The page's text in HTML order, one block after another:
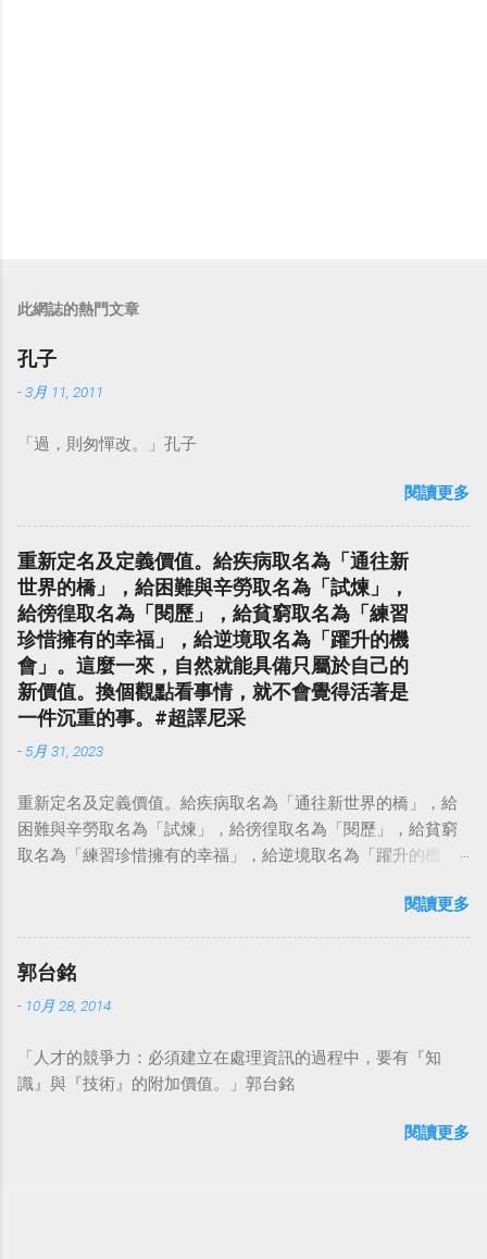
此網誌的熱門文章
孔子
-3月 11, 2011
「過，則匆憚改。」孔子
閱讀更多
重新定名及定義價值。給疾病取名為「通往新
世界的橋」，給困難與辛勞取名為「試煉」，
給徬徨取名為「閱歷」，給貧窮取名為「練習
珍惜擁有的幸福」，給逆境取名為「躍升的機
會」。這麼一來，自然就能具備只屬於自己的
新價值。換個觀點看事情，就不會覺得活著是
一件沉重的事。#超譯尼采
- 5月 31, 2023
重新定名及定義價值。給疾病取名為「通往新世界的橋」，給
困難與辛勞取名為「試煉」，給徬徨取名為「閱歷」，給貧窮
取名為「練習珍惜擁有的幸福」，給逆境取名為「躍升的機
點看事情，就不會覺得活著是一件沉重的事。#超譯尼采 — 中
華名言 - Chinese Quotes (@chinese_quotes) May 23, 2023
閱讀更多
郭台銘
- 10月 28, 2014
「人才的競爭力：必須建立在處理資訊的過程中，要有『知
識』與『技術』的附加價值。」郭台銘
閱讀更多